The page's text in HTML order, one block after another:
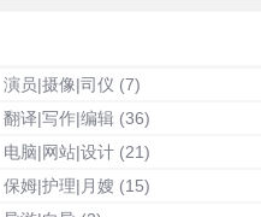
演员|摄像|司仪 (7)
翻译|写作|编辑 (36)
电脑|网站|设计 (21)
保姆|护理|月嫂 (15)